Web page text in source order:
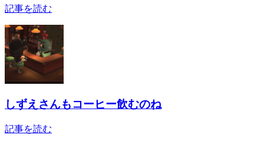
記事を読む
しずえさんもコーヒー飲むのね
記事を読む